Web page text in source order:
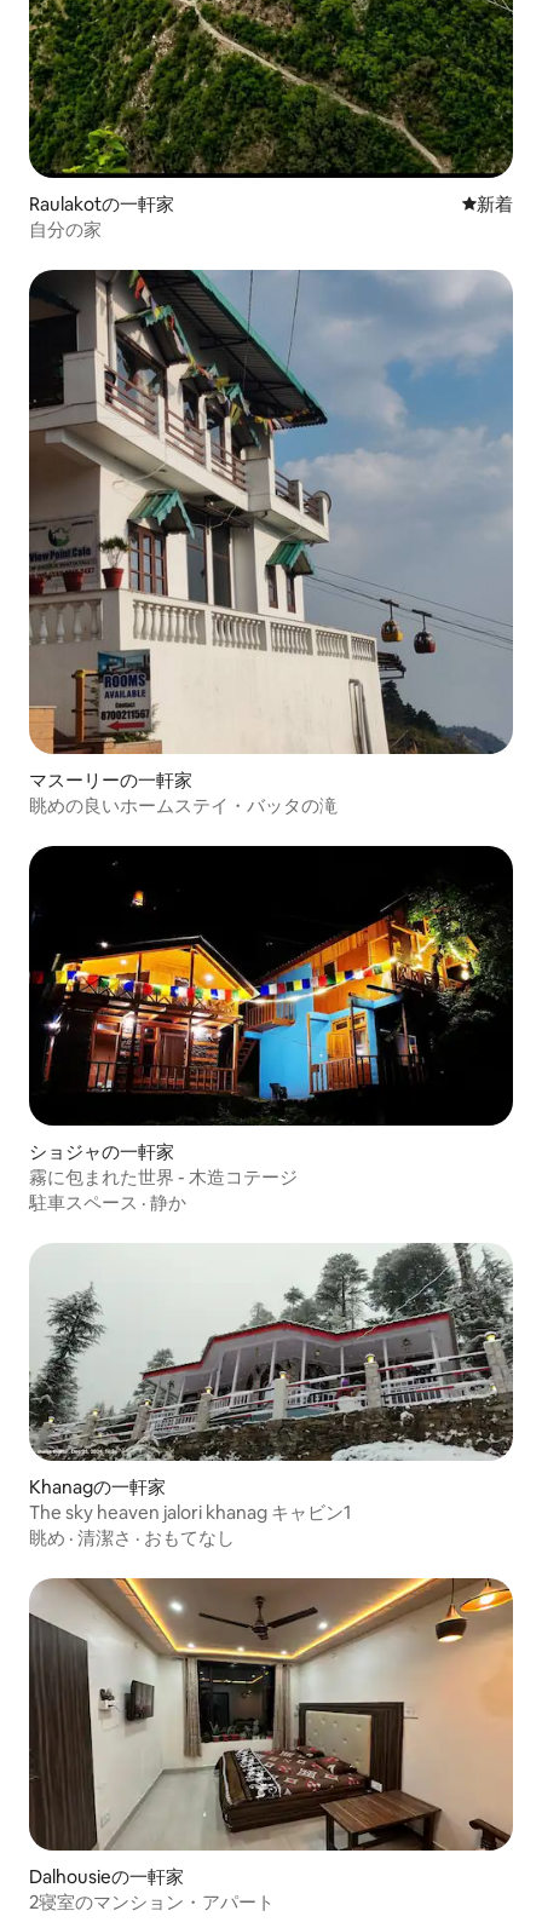
Raulakotの一軒家 新しい宿
新着
自分の家
マスーリーの一軒家
眺めの良いホームステイ・バッタの滝
ショジャの一軒家
霧に包まれた世界 - 木造コテージ
駐車スペース · 静か
Khanagの一軒家
The sky heaven jalori khanag キャビン1
眺め · 清潔さ · おもてなし
Dalhousieの一軒家
2寝室のマンション・アパート